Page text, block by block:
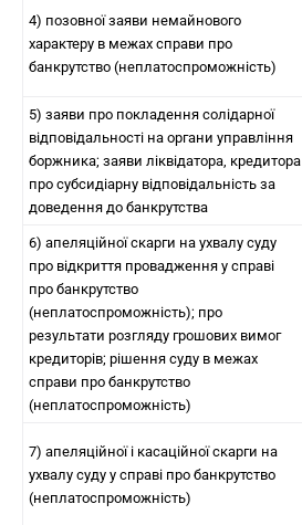
4) позовної заяви немайнового
характеру в межах справи про
банкрутство (неплатоспроможність)
5) заяви про покладення солідарної
відповідальності на органи управління
боржника; заяви ліквідатора, кредитора
про субсидіарну відповідальність за
доведення до банкрутства
6) апеляційної скарги на ухвалу суду
про відкриття провадження у справі
про банкрутство
(неплатоспроможність); про
результати розгляду грошових вимог
кредиторів; рішення суду в межах
справи про банкрутство
(неплатоспроможність)
7) апеляційної і касаційної скарги на
ухвалу суду у справі про банкрутство
(неплатоспроможність)